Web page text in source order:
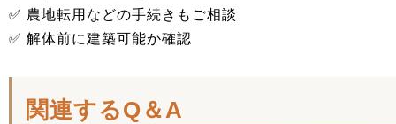
✅ 農地転用などの手続きもご相談
✅ 解体前に建築可能か確認
関連するQ＆A